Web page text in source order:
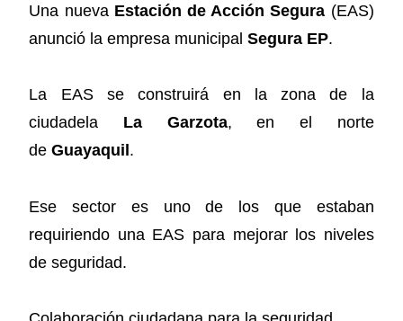
Una nueva Estación de Acción Segura (EAS)
anunció la empresa municipalSegura EP.
La EAS se construirá en la zona de la
ciudadela La Garzota, en el norte
deGuayaquil .
Ese sector es uno de los que estaban
requiriendo una EAS para mejorar los niveles
de seguridad.